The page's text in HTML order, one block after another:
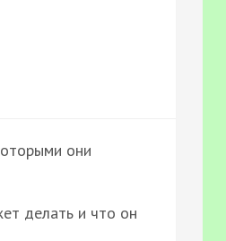
они
делать и что он